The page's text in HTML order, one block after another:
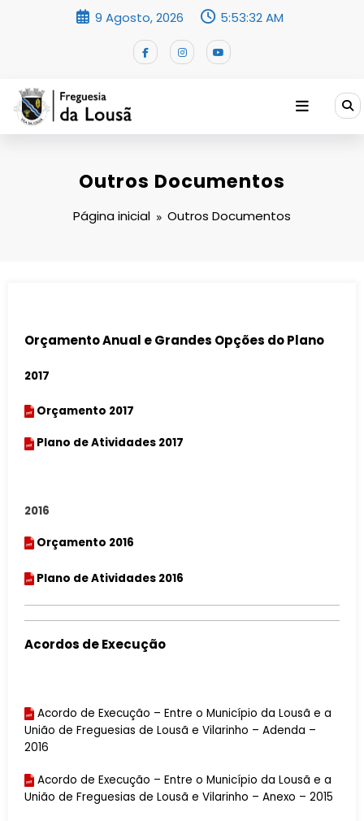
9 Agosto, 2026 5:53:32 AM
Outros Documentos
Página inicial Outros Documentos
Orçamento Anual e Grandes Opções do Plano
2017
Orçamento 2017
Plano de Atividades 2017
2016
Orçamento 2016
Plano de Atividades 2016
Acordos de Execução
Acordo de Execução – Entre o Município da Lousã e a
União de Freguesias de Lousã e Vilarinho – Adenda –
2016
Acordo de Execução – Entre o Município da Lousã e a
União de Freguesias de Lousã e Vilarinho – Anexo – 2015